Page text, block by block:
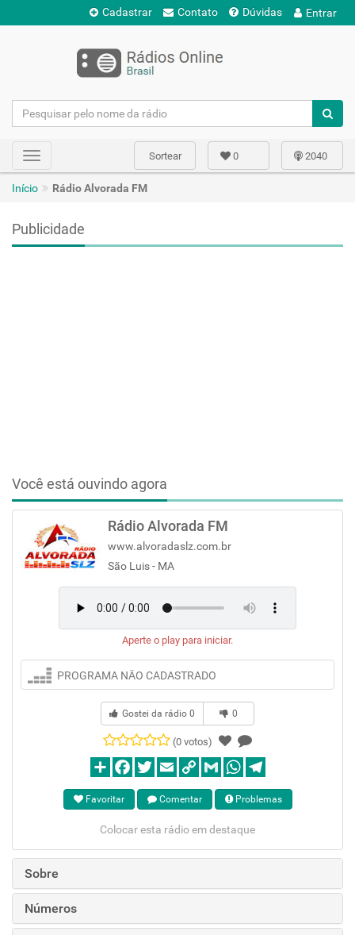
Cadastrar Contato Dúvidas Entrar
Toggle
navigation
2040
0
Sortear
Início Rádio Alvorada FM
Publicidade
Você está ouvindo agora
Rádio Alvorada FM
www.alvoradaslz.com.br
São Luis - MA
Aperte o play para iniciar.
PROGRAMA NÃO CADASTRADO
Gostei da rádio 0 0
(0 votos)
Favoritar Comentar Problemas
Colocar esta rádio em destaque
Sobre
Números